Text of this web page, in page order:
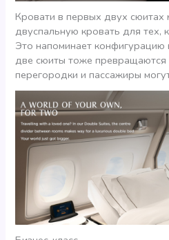
Кровати в первых двух сюитах
двуспальную кровать для тех,
Это напоминает
две сюиты тоже превращаются
перегородки и пассажиры